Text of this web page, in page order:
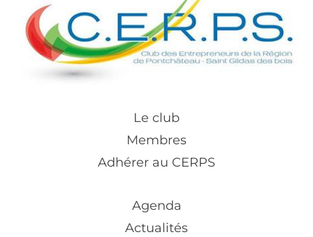
Le club
Membres
Adhérer au CERPS
Agenda
Actualités